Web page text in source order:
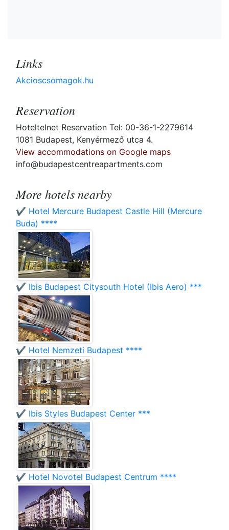
Links
Akcioscsomagok.hu
Reservation
Hoteltelnet Reservation Tel: 00-36-1-2279614
1081 Budapest, Kenyérmező utca 4.
View accommodations on Google maps
info@budapestcentreapartments.com
More hotels nearby
✔️ Hotel Mercure Budapest Castle Hill (Mercure
Buda) ****
✔️ Ibis Budapest Citysouth Hotel (Ibis Aero) ***
✔️ Hotel Nemzeti Budapest ****
✔️ Ibis Styles Budapest Center ***
✔️ Hotel Novotel Budapest Centrum ****